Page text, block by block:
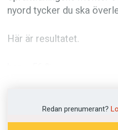
Kviss
Anmäl till språkpolisen
Läs Språktidningen digitalt
nyord tycker du ska
Här är resultatet.
nomofobi 37 %
Redan prenumerant?